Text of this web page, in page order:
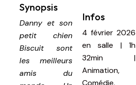
Synopsis
Danny et son
petit chien
Biscuit sont
les meilleurs
amis du
Infos
4 février 2026
en salle |1h
32min |
Animation,
Comédie,